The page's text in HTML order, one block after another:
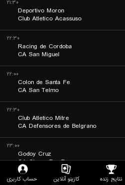
۲۱:۳۰
Deportivo Moron
Club Atletico Acassuso
۲۲:۳۰
Racing de Cordoba
CA San Miguel
۲۲:۰۰
Colon de Santa Fe
CA San Telmo
۲۲:۳۰
Club Atletico Mitre
CA Defensores de Belgrano
۲۳:۰۰
Godoy Cruz
CA Chaco For Ever
۲۳:۳۰ نتایج زنده کازینو آنلاین حساب کاربری